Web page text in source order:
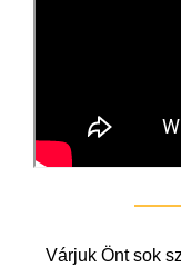
Várjuk Önt sok